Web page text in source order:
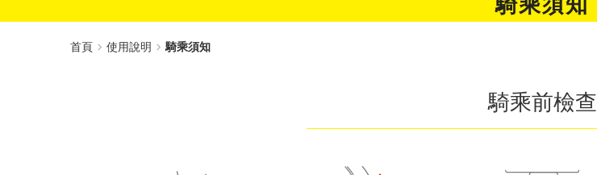
首頁 使用說明 騎乘須知
騎乘前檢查